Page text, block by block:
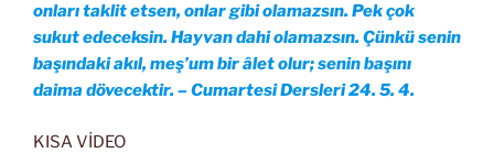
onları taklit etsen, onlar gibi olamazsın. Pek çok
sukut edeceksin. Hayvan dahi olamazsın. Çünkü senin
başındaki akıl, meş’um bir âlet olur; senin başını
daima dövecektir. – Cumartesi Dersleri 24. 5. 4.
KISA VİDEO